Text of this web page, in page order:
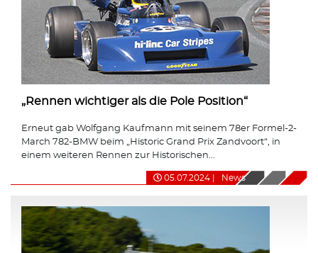
„Rennen wichtiger als die Pole Position“
Erneut gab Wolfgang Kaufmann mit seinem 78er Formel-2-
March 782-BMW beim „Historic Grand Prix Zandvoort“, in
einem weiteren Rennen zur Historischen...
05.07.2024 News